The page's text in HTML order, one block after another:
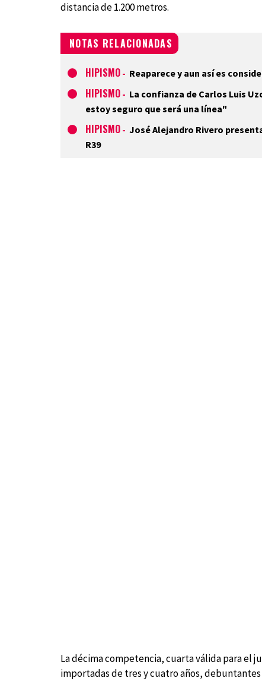
distancia de 1.200 metros.
NOTAS RELACIONADAS
HIPISMO - Reaparece y aun así es
HIPISMO - La confianza de Carlos Luis
estoy seguro que será una línea"
HIPISMO - José Alejandro Rivero
R39
La décima competencia, cuarta válida para el
importadas de tres y cuatro años, debuntantes